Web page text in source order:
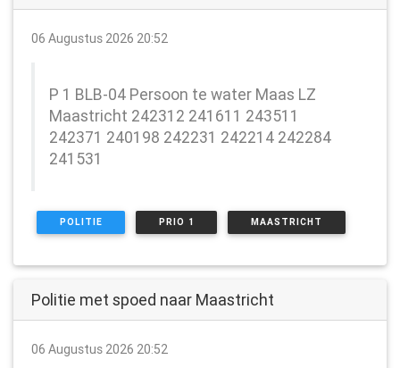
06 Augustus 2026 20:52
P 1 BLB-04 Persoon te water Maas LZ
Maastricht 242312 241611 243511
242371 240198 242231 242214 242284
241531
POLITIE PRIO 1 MAASTRICHT
Politie met spoed naar Maastricht
06 Augustus 2026 20:52